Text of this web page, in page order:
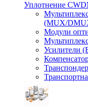
Уплотнение
(MUX/
Модули
Усилители